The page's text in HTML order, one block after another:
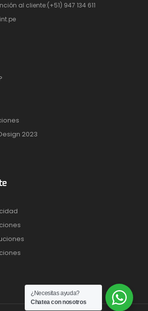
al cliente:(+51) 947 134 611
2023
¿Necesitas ayuda?
Chatea con nosotros